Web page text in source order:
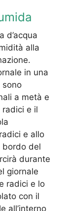
d’acqua
alla
in una
sono
a metà e
radici e il
e allo
bordo del
durante
giornale
radici e lo
con il
all’interno